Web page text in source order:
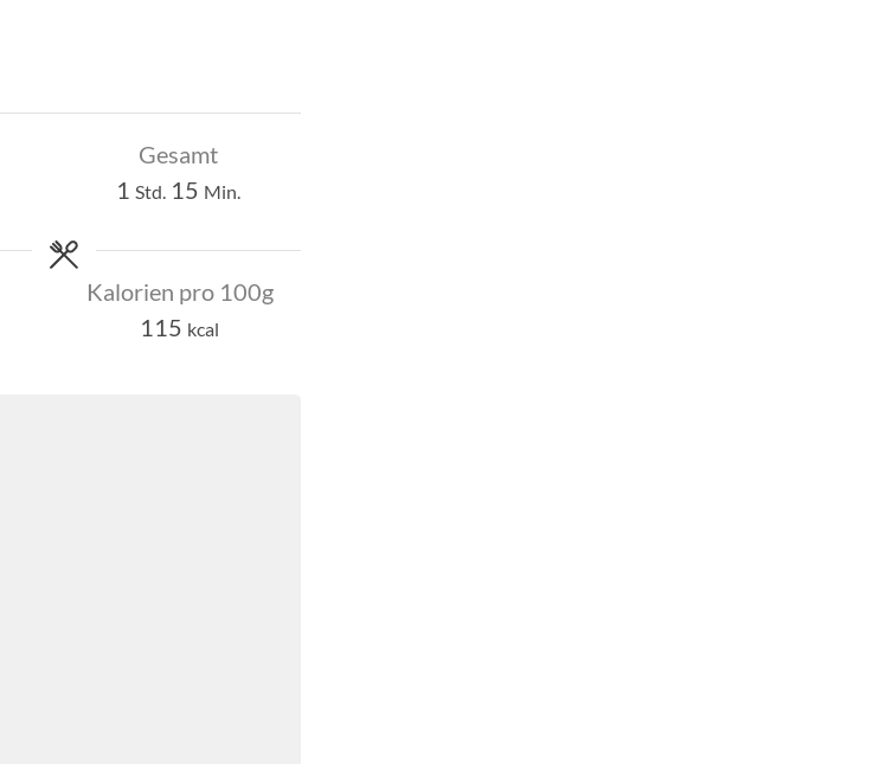
Gesamt
1 Stunde
Std. 15Minuten
Min.
Kalorien pro 100g
115 kcal